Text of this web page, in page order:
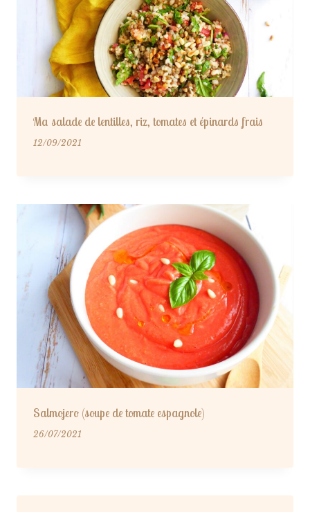
Ma salade de lentilles, riz, tomates et épinards frais
12/09/2021
Salmojero (soupe de tomate espagnole)
26/07/2021